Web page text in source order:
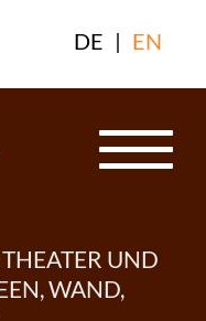
DE | EN
UND
WAND,